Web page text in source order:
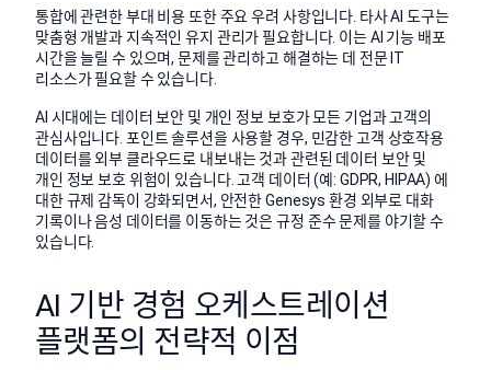
통합에 관련한 부대 비용 또한 주요 우려 사항입니다. 타사 AI 도구는
맞춤형 개발과 지속적인 유지 관리가 필요합니다. 이는 AI 기능 배포
시간을 늘릴 수 있으며, 문제를 관리하고 해결하는 데 전문 IT
리소스가 필요할 수 있습니다.
AI 시대에는 데이터 보안 및 개인 정보 보호가 모든 기업과 고객의
관심사입니다. 포인트 솔루션을 사용할 경우, 민감한 고객 상호작용
데이터를 외부 클라우드로 내보내는 것과 관련된 데이터 보안 및
개인 정보 보호 위험이 있습니다. 고객 데이터 (예: GDPR, HIPAA) 에
대한 규제 감독이 강화되면서, 안전한 Genesys 환경 외부로 대화
기록이나 음성 데이터를 이동하는 것은 규정 준수 문제를 야기할 수
있습니다.
AI 기반 경험 오케스트레이션
플랫폼의 전략적 이점